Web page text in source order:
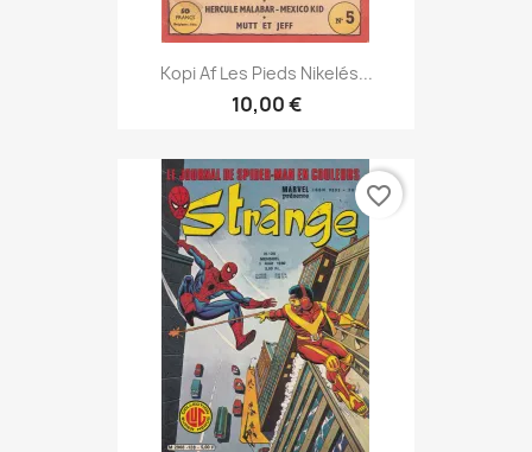
Kopi Af Les Pieds Nikelés...
10,00 €
favorite_border